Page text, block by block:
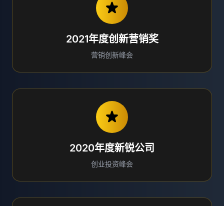
2021年度创新营销奖
营销创新峰会
2020年度新锐公司
创业投资峰会